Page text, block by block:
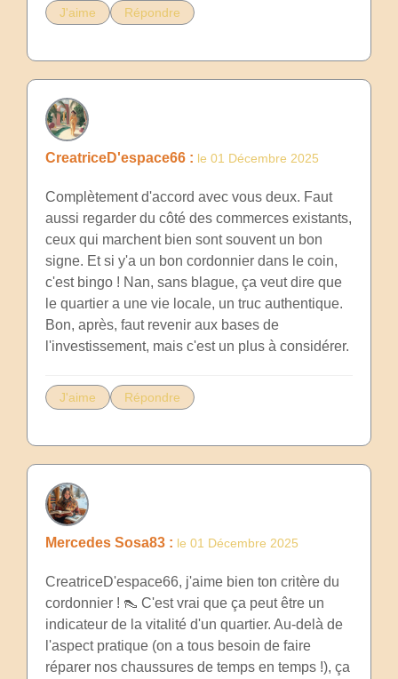
J'aime Répondre
CreatriceD'espace66 : le 01 Décembre 2025
Complètement d'accord avec vous deux. Faut
aussi regarder du côté des commerces existants,
ceux qui marchent bien sont souvent un bon
signe. Et si y'a un bon cordonnier dans le coin,
c'est bingo ! Nan, sans blague, ça veut dire que
le quartier a une vie locale, un truc authentique.
Bon, après, faut revenir aux bases de
l'investissement, mais c'est un plus à considérer.
J'aime Répondre
Mercedes Sosa83 : le 01 Décembre 2025
CreatriceD'espace66, j'aime bien ton critère du
cordonnier ! 👠 C'est vrai que ça peut être un
indicateur de la vitalité d'un quartier. Au-delà de
l'aspect pratique (on a tous besoin de faire
réparer nos chaussures de temps en temps !), ça